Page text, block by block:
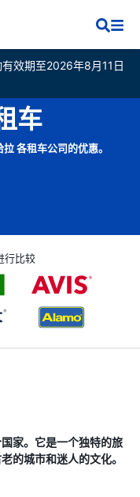
效期至2026年8月11日
车
各租车公司的优惠。
行比较
家。它是一个独特的旅
的城市和迷人的文化。